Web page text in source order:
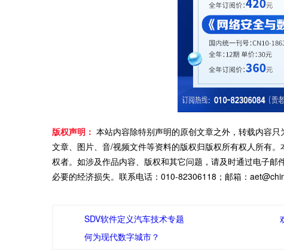
版权声明： 本站内容除特别声明的原创文章之外，转载内容
文章、图片、音/视频文件等资料的版权归版权所有权人所有
权者。如涉及作品内容、版权和其它问题，请及时通过电子
必要的经济损失。联系电话：010-82306118；邮箱：
SDV软件定义汽车技术专题
何为现代数字城市？